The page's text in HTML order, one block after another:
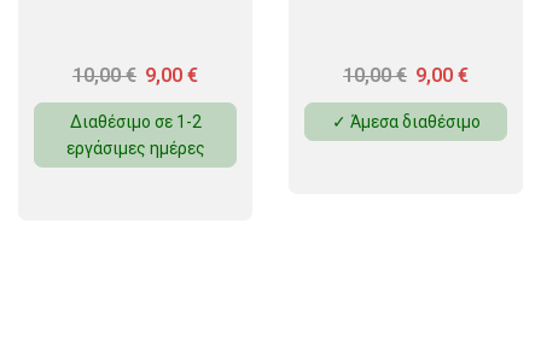
10,00€ 9,00 €
Διαθέσιμο σε 1-2
εργάσιμες ημέρες
10,00€ 9,00 €
✓ Άμεσα διαθέσιμο